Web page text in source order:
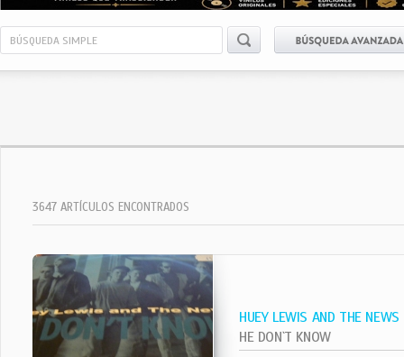
3647 ARTÍCULOS ENCONTRADOS
HUEY LEWIS AND THE NEWS
HE DON`T KNOW